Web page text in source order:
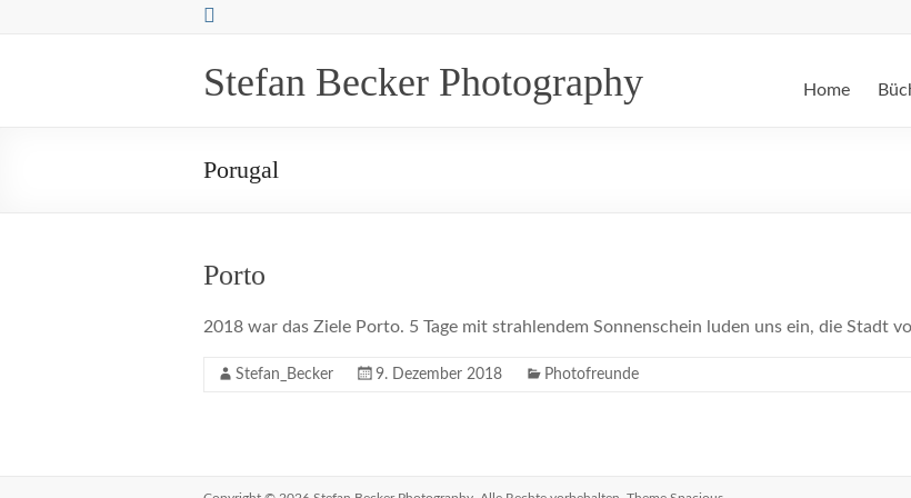
Stefan Becker Photography Home
Porugal
Porto
2018 war das Ziele Porto. 5 Tage mit strahlendem Sonnenschein luden uns ein, die Stadt
Stefan_Becker 9. Dezember 2018 Photofreunde